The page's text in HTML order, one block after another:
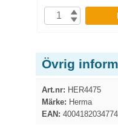
Övrig
Art.nr: HER4475
Märke: Herma
EAN: 4004182034774